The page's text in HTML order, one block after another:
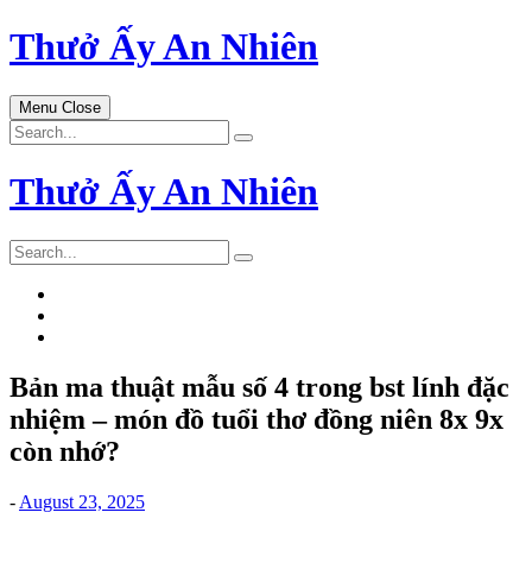
Skip
to
Thưở Ấy An Nhiên
Menu Close
Search
for:
Thưở Ấy An Nhiên
Search
for:
Bản ma thuật mẫu số 4 trong bst lính đặc
nhiệm – món đồ tuổi thơ đồng niên 8x 9x
còn nhớ?
- August 23, 2025